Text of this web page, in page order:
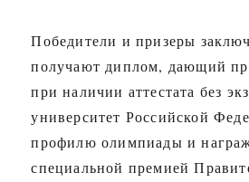
Победители и призеры
получают диплом, дающий
при наличии аттестата без
университет Российской
профилю олимпиады и
специальной премией